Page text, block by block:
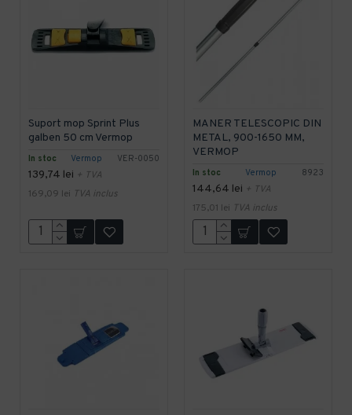
In stoc Vermop VER-0050
Suport mop Sprint Plus
galben 50 cm Vermop
139,74 lei + TVA
169,09 lei TVA inclus
In stoc Vermop 8923
MANER TELESCOPIC DIN
METAL, 900-1650 MM,
VERMOP
144,64 lei + TVA
175,01 lei TVA inclus